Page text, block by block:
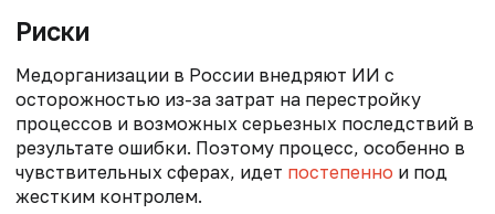
Риски
Медорганизации в России внедряют ИИ с
осторожностью из-за затрат на перестройку
процессов и возможных серьезных последствий в
результате ошибки. Поэтому процесс, особенно в
чувствительных сферах, идет постепенно и под
жестким контролем.